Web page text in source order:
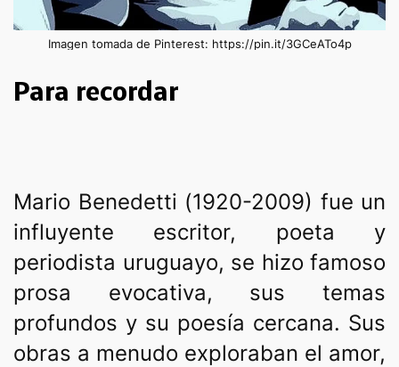
Imagen tomada de Pinterest: https://pin.it/3GCeATo4p
Para recordar
Mario Benedetti (1920-2009) fue un
influyente escritor, poeta y
periodista uruguayo, se hizo famoso
prosa evocativa, sus temas
profundos y su poesía cercana. Sus
obras a menudo exploraban el amor,